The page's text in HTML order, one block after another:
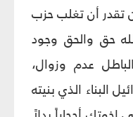
تقدر أن تغلب حزب
حق والحق وجود
عدم وزوال،
البناء الذي بنيته